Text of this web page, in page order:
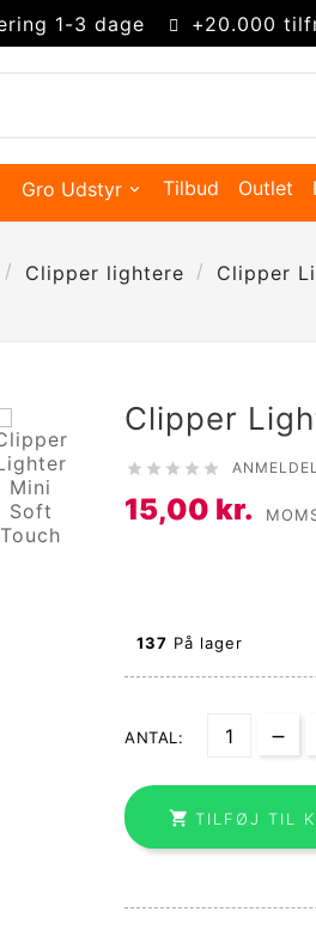
1-3 dage +20.000
Gro Udstyr Tilbud Outlet
Clipper lightere Clipper
Clipper
    
15,00 kr.
137 På lager
ANTAL:
 TILFØJ TIL